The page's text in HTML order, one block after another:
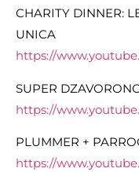
CHARITY DINNER:
UNICA
https://
SUPER
https://
PLUMMER +
https://